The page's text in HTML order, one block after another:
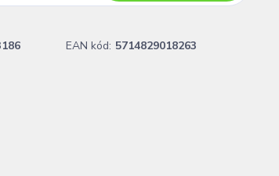
EAN kód: 5714829018263